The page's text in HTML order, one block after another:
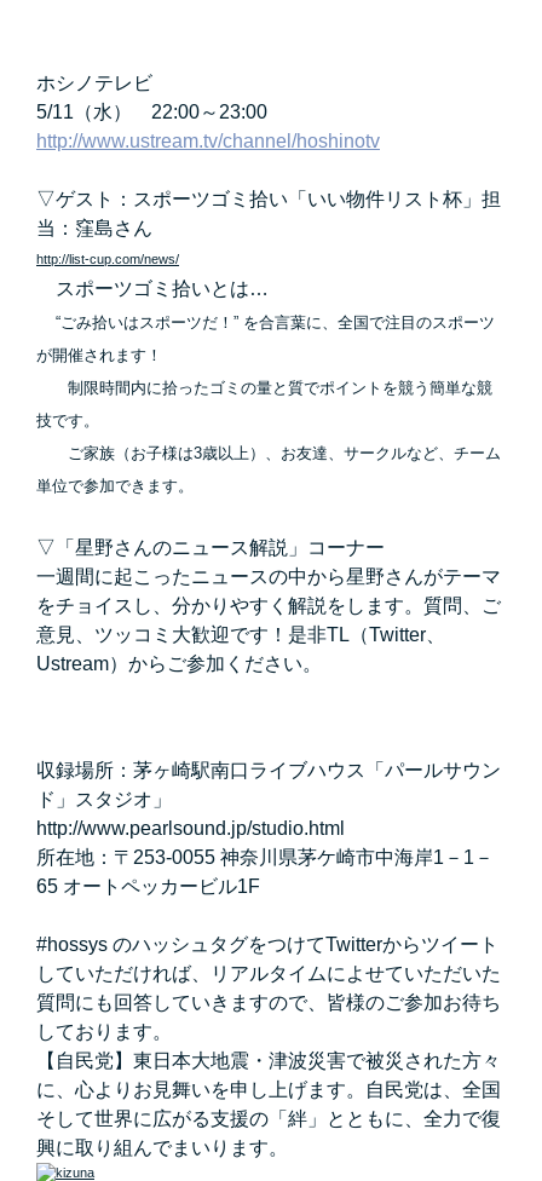
ホシノテレビ
5/11（水） 22:00～23:00
http://www.ustream.tv/channel/hoshinotv
▽ゲスト： スポーツゴミ拾い「いい物件リスト杯」担
当：窪島さん
http://list-cup.com/news/
スポーツゴミ拾いとは…
“ごみ拾いはスポーツだ！” を合言葉に、全国で注目のスポーツ
が開催されます！
制限時間内に拾ったゴミの量と質でポイントを競う簡単な競
技です。
ご家族（お子様は3歳以上）、お友達、サークルなど、チーム
単位で参加できます。
▽「 星野さんのニュース解説 」コーナー
一週間に起こったニュースの中から星野さんがテーマ
をチョイスし、分かりやすく解説をします。質問、ご
意見、ツッコミ大歓迎です！是非TL（Twitter、
Ustream）からご参加ください。
収録場所：茅ヶ崎駅南口ライブハウス「パールサウン
ド」スタジオ」
http://www.pearlsound.jp/studio.html
所在地：〒253-0055 神奈川県茅ケ崎市中海岸1－1－
65 オートペッカービル1F
#hossys のハッシュタグをつけてTwitterからツイート
していただければ、リアルタイムによせていただいた
質問にも回答していきますので、皆様のご参加お待ち
しております。
【自民党】東日本大地震・津波災害で被災された方々
に、心よりお見舞いを申し上げます。自民党は、全国
そして世界に広がる支援の「絆」とともに、全力で復
興に取り組んでまいります。